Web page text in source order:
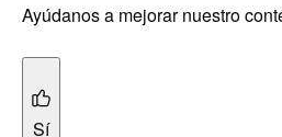
Ayúdanos a mejorar nuestro
Sí